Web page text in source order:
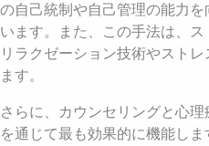
の自己統制や自己管理の能力
います。また、この手法は、
リラクゼーション技術やスト
ます。
さらに、カウンセリングと心
を通じて最も効果的に機能し